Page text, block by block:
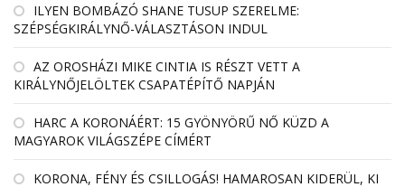
ILYEN BOMBÁZÓ SHANE TUSUP SZERELME:
SZÉPSÉGKIRÁLYNŐ-VÁLASZTÁSON INDUL
AZ OROSHÁZI MIKE CINTIA IS RÉSZT VETT A
KIRÁLYNŐJELÖLTEK CSAPATÉPÍTŐ NAPJÁN
HARC A KORONÁÉRT: 15 GYÖNYÖRŰ NŐ KÜZD A
MAGYAROK VILÁGSZÉPE CÍMÉRT
KORONA, FÉNY ÉS CSILLOGÁS! HAMAROSAN KIDERÜL, KI